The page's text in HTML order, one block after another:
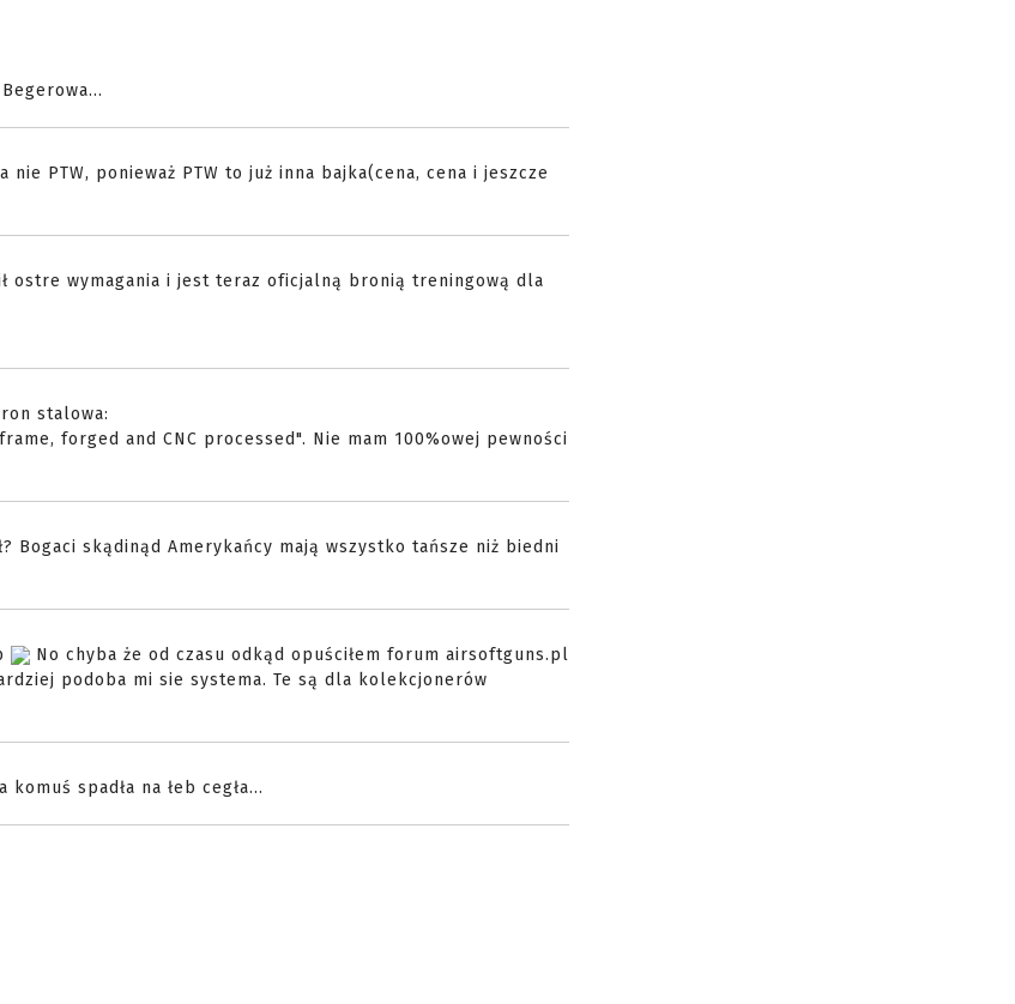
PTW, ponieważ PTW to już inna bajka(cena, cena i jeszcze
ostre wymagania i jest teraz oficjalną bronią treningową dla
stalowa:
forged and CNC processed". Nie mam 100%owej pewności
Bogaci skądinąd Amerykańcy mają wszystko tańsze niż biedni
No chyba że od czasu odkąd opuściłem forum airsoftguns.pl
podoba mi sie systema. Te są dla kolekcjonerów
spadła na łeb cegła...